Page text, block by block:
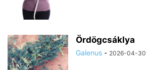
Ördögcsáklya
Galenus - 2026-04-30